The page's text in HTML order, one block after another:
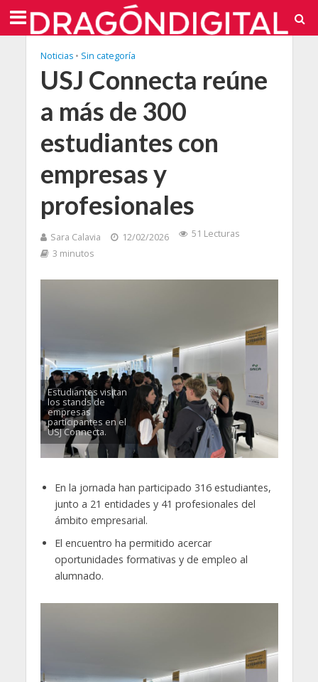
Noticias • Sin categoría
USJ Connecta reúne
a más de 300
estudiantes con
empresas y
profesionales
Sara Calavia 12/02/2026
51 Lecturas
3 minutos
Estudiantes visitan
los stands de
empresas
participantes en el
USJ Connecta.
En la jornada han participado 316 estudiantes,
junto a 21 entidades y 41 profesionales del
ámbito empresarial.
El encuentro ha permitido acercar
oportunidades formativas y de empleo al
alumnado.